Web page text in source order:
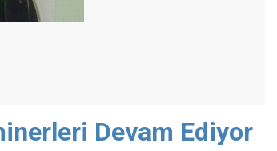
Devam Ediyor